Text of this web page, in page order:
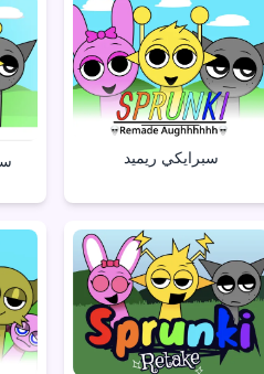
سبرايكي ريميد